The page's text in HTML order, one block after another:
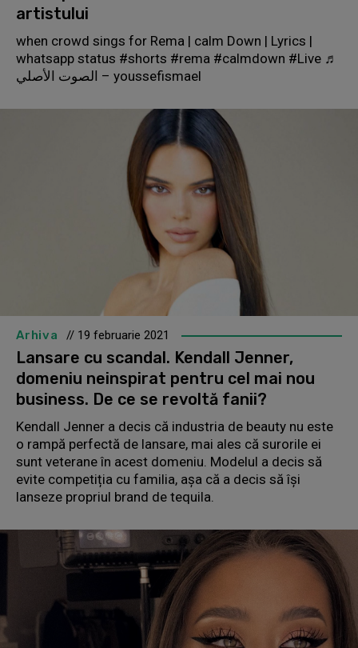
artistului
when crowd sings for Rema | calm Down | Lyrics |
whatsapp status #shorts #rema #calmdown #Live ♬
الصوت الأصلي – youssefismael
Arhiva // 19 februarie 2021
Lansare cu scandal. Kendall Jenner,
domeniu neinspirat pentru cel mai nou
business. De ce se revoltă fanii?
Kendall Jenner a decis că industria de beauty nu este
o rampă perfectă de lansare, mai ales că surorile ei
sunt veterane în acest domeniu. Modelul a decis să
evite competiția cu familia, așa că a decis să își
lanseze propriul brand de tequila.